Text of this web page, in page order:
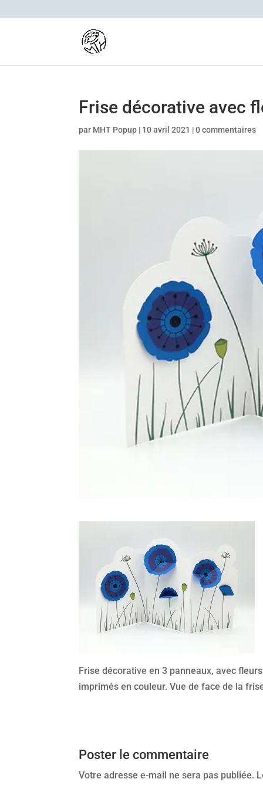
Frise décorative avec
par MHT Popup | 10 avril 2021 |0 commentaires
Frise décorative en 3 panneaux, avec
imprimés en couleur. Vue de face de la
Poster le commentaire
Votre adresse e-mail ne sera pas publiée.